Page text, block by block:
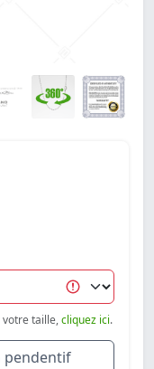
votre taille,cliquez ici.
pendentif